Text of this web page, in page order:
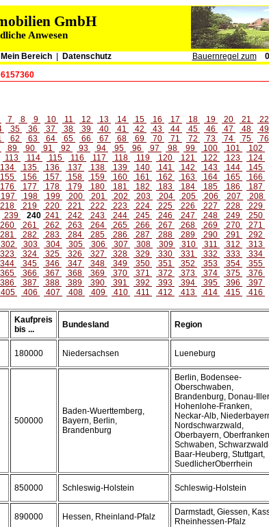
GmbH
Anwesen
Mein Bereich Datenschutz Bauernregel zum
7 8 9 10 11 12 13 14 15 16 17 18 19 20 21 22
35 36 37 38 39 40 41 42 43 44 45 46 47 48 49
62 63 64 65 66 67 68 69 70 71 72 73 74 75 76
89 90 91 92 93 94 95 96 97 98 99 100 101 102
113 114 115 116 117 118 119 120 121 122 123 124
134 135 136 137 138 139 140 141 142 143 144 145
155 156 157 158 159 160 161 162 163 164 165 166
176 177 178 179 180 181 182 183 184 185 186 187
197 198 199 200 201 202 203 204 205 206 207 208
218 219 220 221 222 223 224 225 226 227 228 229
239 240 241 242 243 244 245 246 247 248 249 250
260 261 262 263 264 265 266 267 268 269 270 271
281 282 283 284 285 286 287 288 289 290 291 292
302 303 304 305 306 307 308 309 310 311 312 313
323 324 325 326 327 328 329 330 331 332 333 334
344 345 346 347 348 349 350 351 352 353 354 355
365 366 367 368 369 370 371 372 373 374 375 376
386 387 388 389 390 391 392 393 394 395 396 397
405 406 407 408 409 410 411 412 413 414 415 416
Kaufpreis
bis ...
Bundesland Region
180000 Niedersachsen Lueneburg
500000
Baden-Wuerttemberg,
Bayern, Berlin,
Brandenburg
Berlin, Bodensee-
Oberschwaben,
Brandenburg, Donau-
Hohenlohe-Franken,
Neckar-Alb,
Nordschwarzwald,
Oberbayern,
Schwaben,
Baar-Heuberg, Stuttgart,
SuedlicherOberrhein
850000 Schleswig-Holstein Schleswig-Holstein
890000 Hessen, Rheinland-Pfalz
Darmstadt, Giessen,
Rheinhessen-Pfalz